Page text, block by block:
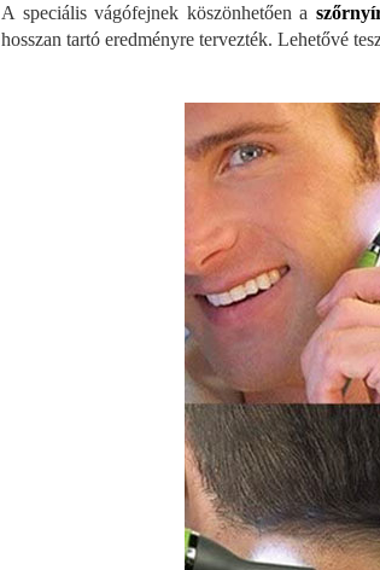
A speciális vágófejnek köszönhetően a
hosszan tartó eredményre tervezték. Lehetővé